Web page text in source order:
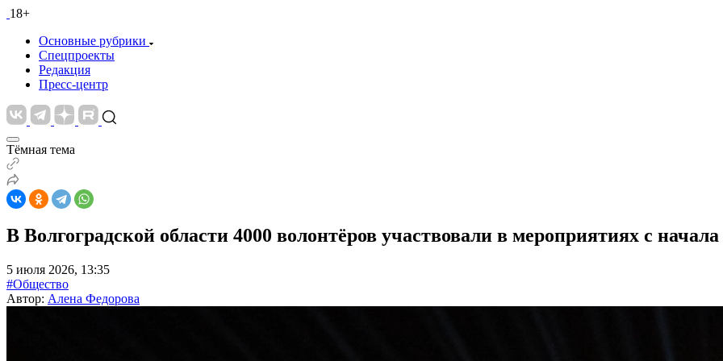
18+
Основные рубрики
Спецпроекты
Редакция
Пресс-центр
Тёмная тема
В Волгоградской области 4000 волонтёров участвовали в мероприятиях с начала
5 июля 2026, 13:35
#Общество
Автор: Алена Федорова